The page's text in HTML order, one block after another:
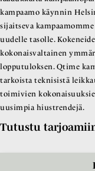
kampaamo käynnin
sijaitseva
uudelle tasolle.
kokonaisvaltainen
lopputuloksen. Qtime
tarkoista teknisistä
toimivien
uusimpia hiustrendejä.
Tutustu